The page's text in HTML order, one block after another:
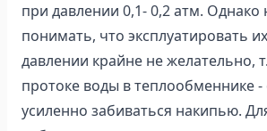
при давлении 0,1- 0,2 атм. Однако
понимать, что эксплуатировать
давлении крайне не желательно,
протоке воды в теплообменнике -
усиленно забиваться накипью.